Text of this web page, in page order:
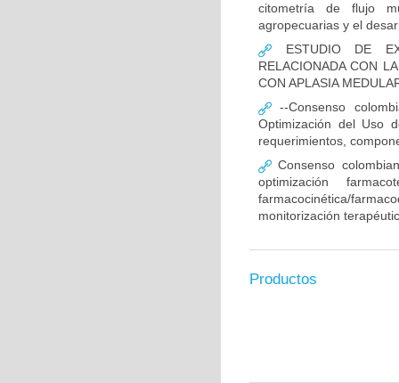
citometría de flujo
agropecuarias y el
ESTUDIO DE
RELACIONADA CON
CON APLASIA
--Consenso
Optimización del Uso
requerimientos,
Consenso
optimización
farmacocinética/
monitorización
Productos